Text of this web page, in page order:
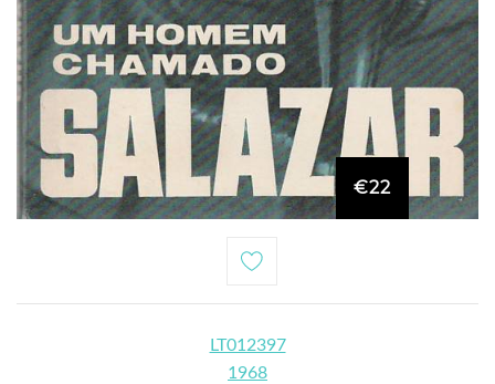
€22
LT012397
1968